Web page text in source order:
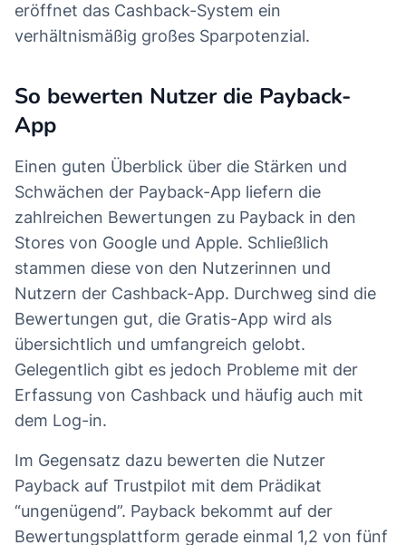
eröffnet das Cashback-System ein
verhältnismäßig großes Sparpotenzial.
So bewerten Nutzer die Payback-
App
Einen guten Überblick über die Stärken und
Schwächen der Payback-App liefern die
zahlreichen Bewertungen zu Payback in den
Stores von Google und Apple. Schließlich
stammen diese von den Nutzerinnen und
Nutzern der Cashback-App. Durchweg sind die
Bewertungen gut, die Gratis-App wird als
übersichtlich und umfangreich gelobt.
Gelegentlich gibt es jedoch Probleme mit der
Erfassung von Cashback und häufig auch mit
dem Log-in.
Im Gegensatz dazu bewerten die Nutzer
Payback auf Trustpilot mit dem Prädikat
“ungenügend”. Payback bekommt auf der
Bewertungsplattform gerade einmal 1,2 von fünf